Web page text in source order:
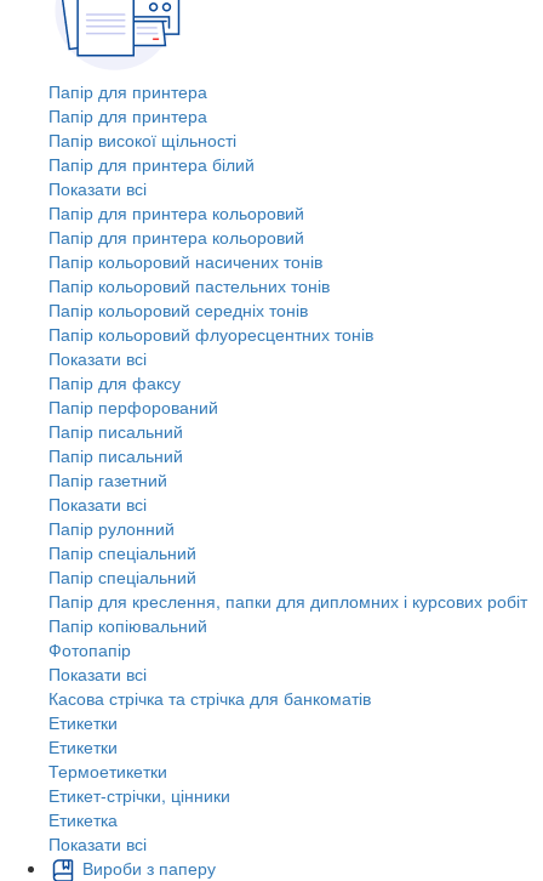
Папір для принтера
Папір для принтера
Папір високої щільності
Папір для принтера білий
Показати всі
Папір для принтера кольоровий
Папір для принтера кольоровий
Папір кольоровий насичених тонів
Папір кольоровий пастельних тонів
Папір кольоровий середніх тонів
Папір кольоровий флуоресцентних тонів
Показати всі
Папір для факсу
Папір перфорований
Папір писальний
Папір писальний
Папір газетний
Показати всі
Папір рулонний
Папір спеціальний
Папір спеціальний
Папір для креслення, папки для дипломних і курсових робіт
Папір копіювальний
Фотопапір
Показати всі
Касова стрічка та стрічка для банкоматів
Етикетки
Етикетки
Термоетикетки
Етикет-стрічки, цінники
Етикетка
Показати всі
Вироби з паперу